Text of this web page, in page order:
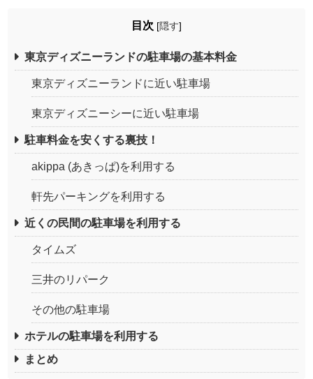
目次 [隠す]
東京ディズニーランドの駐車場の基本料金
東京ディズニーランドに近い駐車場
東京ディズニーシーに近い駐車場
駐車料金を安くする裏技！
akippa (あきっぱ)を利用する
軒先パーキングを利用する
近くの民間の駐車場を利用する
タイムズ
三井のリパーク
その他の駐車場
ホテルの駐車場を利用する
まとめ